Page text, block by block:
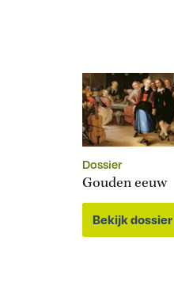
Dossier
Gouden eeuw
Bekijk dossier